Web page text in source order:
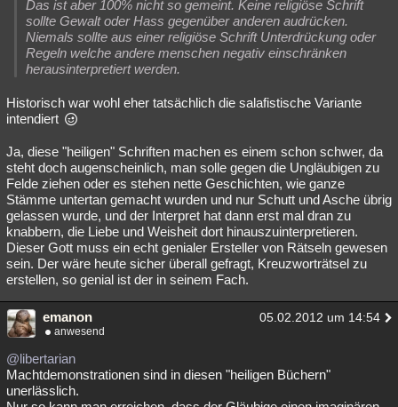
Das ist aber 100% nicht so gemeint. Keine religiöse Schrift
sollte Gewalt oder Hass gegenüber anderen audrücken.
Niemals sollte aus einer religiöse Schrift Unterdrückung oder
Regeln welche andere menschen negativ einschränken
herausinterpretiert werden.
Historisch war wohl eher tatsächlich die salafistische Variante
intendiert
Ja, diese "heiligen" Schriften machen es einem schon schwer, da
steht doch augenscheinlich, man solle gegen die Ungläubigen zu
Felde ziehen oder es stehen nette Geschichten, wie ganze
Stämme untertan gemacht wurden und nur Schutt und Asche übrig
gelassen wurde, und der Interpret hat dann erst mal dran zu
knabbern, die Liebe und Weisheit dort hinauszuinterpretieren.
Dieser Gott muss ein echt genialer Ersteller von Rätseln gewesen
sein. Der wäre heute sicher überall gefragt, Kreuzworträtsel zu
erstellen, so genial ist der in seinem Fach.
emanon 05.02.2012 um 14:54
anwesend
@libertarian
Machtdemonstrationen sind in diesen "heiligen Büchern"
unerlässlich.